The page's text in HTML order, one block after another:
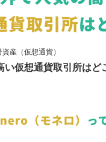
資産（仮想通貨）
い仮想通貨取引所はど